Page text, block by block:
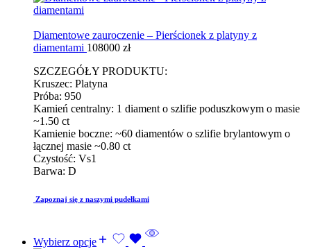
Diamentowe zauroczenie – Pierścionek z platyny z
diamentami 108000 zł
SZCZEGÓŁY PRODUKTU:
Kruszec: Platyna
Próba: 950
Kamień centralny: 1 diament o szlifie poduszkowym o masie
~1.50 ct
Kamienie boczne: ~60 diamentów o szlifie brylantowym o
łącznej masie ~0.80 ct
Czystość: Vs1
Barwa: D
Zapoznaj się z naszymi pudełkami
Wybierz opcje